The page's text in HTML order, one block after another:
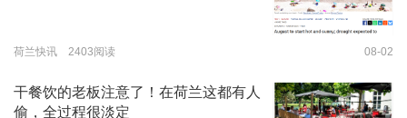
荷兰快讯 2403阅读 08-02
干餐饮的老板注意了！在荷兰这都有人
偷，全过程很淡定